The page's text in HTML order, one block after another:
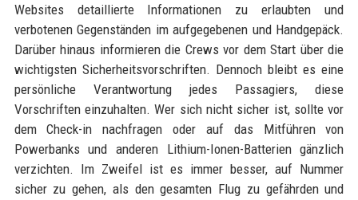
Websites detaillierte Informationen zu erlaubten und
verbotenen Gegenständen im aufgegebenen und Handgepäck.
Darüber hinaus informieren die Crews vor dem Start über die
wichtigsten Sicherheitsvorschriften. Dennoch bleibt es eine
persönliche Verantwortung jedes Passagiers, diese
Vorschriften einzuhalten. Wer sich nicht sicher ist, sollte vor
dem Check-in nachfragen oder auf das Mitführen von
Powerbanks und anderen Lithium-Ionen-Batterien gänzlich
verzichten. Im Zweifel ist es immer besser, auf Nummer
sicher zu gehen, als den gesamten Flug zu gefährden und